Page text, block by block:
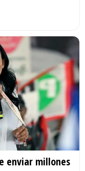
enviar millones